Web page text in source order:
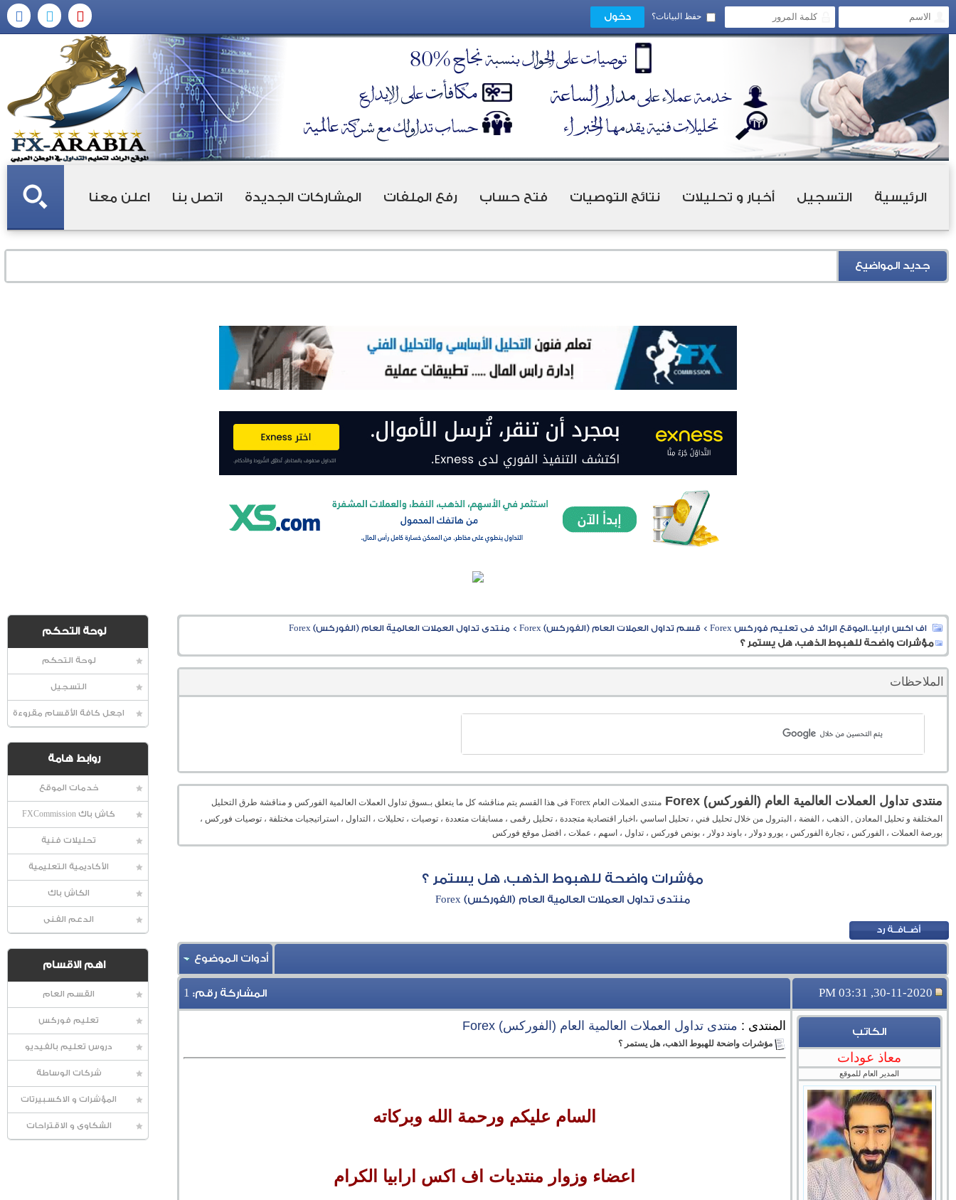
حفظ البيانات؟
الرئيسية التسجيل أخبار و تحليلات نتائج التوصيات فتح حساب رفع الملفات المشاركات الجديدة اتصل بنا اعلن معنا
جديد المواضيع
لوحة التحكم
لوحة التحكم
التسجيل
اجعل كافة الأقسام مقروءة
روابط هامة
خدمات الموقع
كاش باك FXCommission
تحليلات فنية
الأكاديمية التعليمية
الكاش باك
الدعم الفنى
اهم الاقسام
القسم العام
تعليم فوركس
دروس تعليم بالفيديو
شركات الوساطة
المؤشرات و الاكسبيرتات
الشكاوى و الاقتراحات
اف اكس ارابيا..الموقع الرائد فى تعليم فوركس Forex > قسم تداول العملات العام (الفوركس) Forex > منتدى تداول العملات العالمية العام (الفوركس) Forex
مؤشرات واضحة للهبوط الذهب، هل يستمر ؟
الملاحظات
منتدى تداول العملات العالمية العام (الفوركس) Forex
منتدى العملات العام Forex فى هذا القسم يتم مناقشه كل ما يتعلق بـسوق تداول العملات العالمية الفوركس و مناقشة طرق التحليل
المختلفة و تحليل المعادن , الذهب ، الفضة ، البترول من خلال تحليل فني ، تحليل اساسي ،اخبار اقتصادية متجددة ، تحليل رقمى ، مسابقات متعددة ، توصيات ، تحليلات ، التداول ، استراتيجيات مختلفة ، توصيات فوركس ،
بورصة العملات ، الفوركس ، تجارة الفوركس ، يورو دولار ، باوند دولار ، بونص فوركس ، تداول ، اسهم ، عملات ، افضل موقع فوركس
مؤشرات واضحة للهبوط الذهب، هل يستمر ؟
منتدى تداول العملات العالمية العام (الفوركس) Forex
أدوات الموضوع
30-11-2020, 03:31 PM المشاركة رقم: 1
الكاتب
معاذ عودات
المدير العام للموقع
المنتدى : منتدى تداول العملات العالمية العام (الفوركس) Forex
مؤشرات واضحة للهبوط الذهب، هل يستمر ؟
السام عليكم ورحمة الله وبركاته
اعضاء وزوار منتديات اف اكس ارابيا الكرام